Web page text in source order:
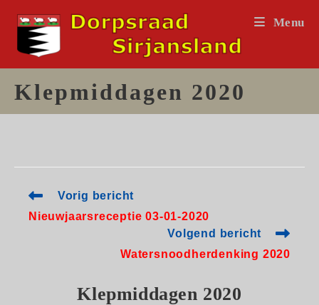
naar
inhoud
Menu
Klepmiddagen 2020
Lees
artikelen
Vorig bericht
Nieuwjaarsreceptie 03-01-2020
Volgend bericht
Watersnoodherdenking 2020
Klepmiddagen 2020